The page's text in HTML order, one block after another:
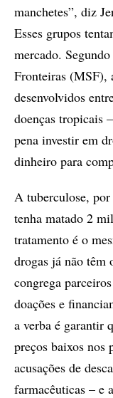
manchetes”, diz
Esses grupos
mercado.
Fronteiras (MSF),
desenvolvidos
doenças tropicais
pena investir em
dinheiro para
A tuberculose,
tenha matado 2
tratamento é o
drogas já não têm
congrega
doações e
a verba é garantir
preços baixos nos
acusações de
farmacêuticas – e